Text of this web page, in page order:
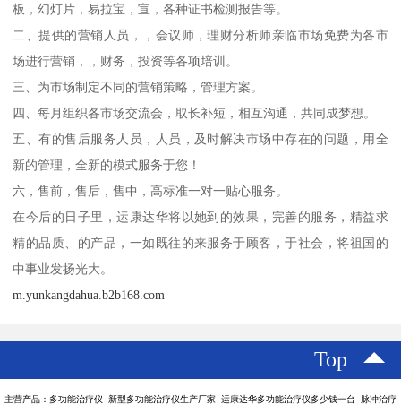
板，幻灯片，易拉宝，宣，各种证书检测报告等。
二、提供的营销人员，，会议师，理财分析师亲临市场免费为各市
场进行营销，，财务，投资等各项培训。
三、为市场制定不同的营销策略，管理方案。
四、每月组织各市场交流会，取长补短，相互沟通，共同成梦想。
五、有的售后服务人员，人员，及时解决市场中存在的问题，用全
新的管理，全新的模式服务于您！
六，售前，售后，售中，高标准一对一贴心服务。
在今后的日子里，运康达华将以她到的效果，完善的服务，精益求
精的品质、的产品，一如既往的来服务于顾客，于社会，将祖国的
中事业发扬光大。
m.yunkangdahua.b2b168.com
Top
主营产品：多功能治疗仪 新型多功能治疗仪生产厂家 运康达华多功能治疗仪多少钱一台 脉冲治疗